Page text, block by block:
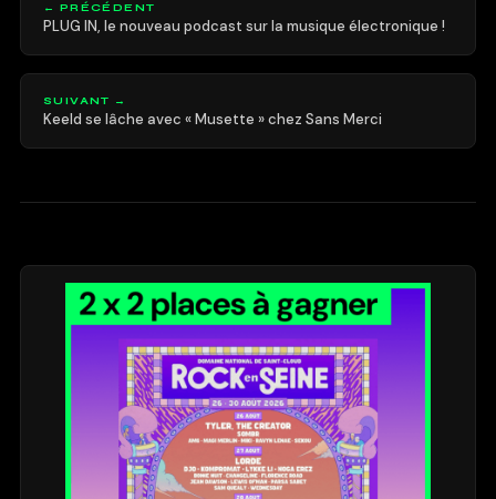
← PRÉCÉDENT
PLUG IN, le nouveau podcast sur la musique électronique !
SUIVANT →
Keeld se lâche avec « Musette » chez Sans Merci